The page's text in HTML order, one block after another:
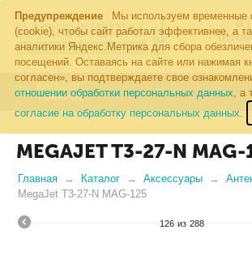
Предупреждение
Мы используем
(cookie), чтобы сайт работал эффективнее, а
аналитики Яндекс.Метрика для сбора
посещений. Оставаясь на сайте или нажимая
согласен», вы подтверждаете свое
отношении обработки персональных данных, а
согласие на обработку персональных данных.
8
КАТАЛОГ
ТОВАРОВ
MEGAJET T3-27-N MAG-
Главная Каталог Аксессуары
MegaJet T3-27-N MAG-125
126 из 288